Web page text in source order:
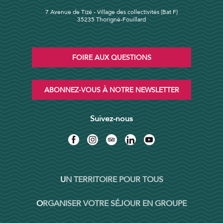
7 Avenue de Tizé - Village des collectivités (Bat F)
35235 Thorigné-Fouillard
FOIRE AUX QUESTIONS
ABONNEZ-VOUS À NOTRE NEWSLETTER
Suivez-nous
UN TERRITOIRE POUR TOUS
ORGANISER VOTRE SÉJOUR EN GROUPE